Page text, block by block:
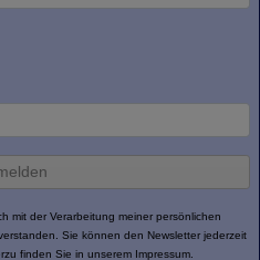
mit der Verarbeitung meiner persönlichen
Sie können den Newsletter jederzeit
finden Sie in unserem Impressum.